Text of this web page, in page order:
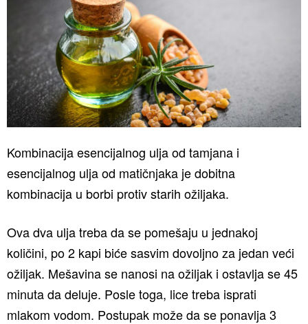
Kombinacija esencijalnog ulja od tamjana i
esencijalnog ulja od matičnjaka je dobitna
kombinacija u borbi protiv starih ožiljaka.
Ova dva ulja treba da se pomešaju u jednakoj
količini, po 2 kapi biće sasvim dovoljno za jedan veći
ožiljak. Mešavina se nanosi na ožiljak i ostavlja se 45
minuta da deluje. Posle toga, lice treba isprati
mlakom vodom. Postupak može da se ponavlja 3